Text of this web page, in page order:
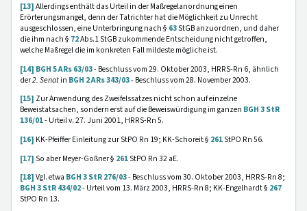
[13]Allerdings enthält das Urteil in der Maßregelanordnung einen
Erörterungsmangel, denn der Tatrichter hat die Möglichkeit zu Unrecht
ausgeschlossen, eine Unterbringung nach § 63StGB anzuordnen, und daher
die ihm nach § 72Abs.1 StGB zukommende Entscheidung nicht getroffen,
welche Maßregel die im konkreten Fall mildeste mögliche ist.
[14] BGH 5 ARs 63/03- Beschluss vom 29. Oktober 2003, HRRS-Rn 6, ähnlich
der2. Senatin BGH 2 ARs 343/03- Beschluss vom 28. November 2003.
[15] Zur Anwendung des Zweifelssatzes nicht schon auf einzelne
Beweistatsachen, sondern erst auf die Beweiswürdigung im ganzen BGH 3 StR
136/01- Urteil v. 27. Juni 2001, HRRS-Rn 5.
[16] KK-Pfeiffer Einleitung zur StPO Rn 19; KK-Schoreit § 261StPO Rn 56.
[17]So aber Meyer-Goßner § 261StPO Rn 32 aE.
[18]Vgl. etwa BGH 3 StR 276/03- Beschluss vom 30. Oktober 2003, HRRS-Rn 8;
BGH 3 StR 434/02- Urteil vom 13. März 2003, HRRS-Rn 8; KK-Engelhardt § 267
StPO Rn 13.